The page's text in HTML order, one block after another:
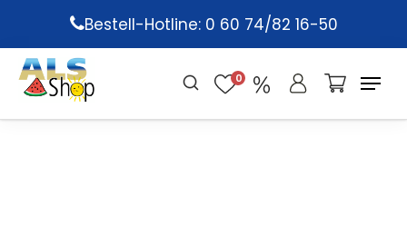
main
content
Bestell-Hotline: 0 60 74/82 16-50
0